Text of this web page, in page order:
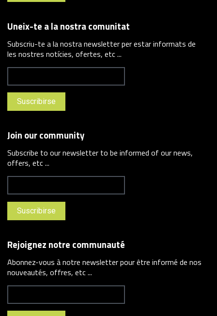
Uneix-te a la nostra comunitat
Subscriu-te a la nostra newsletter per estar informats de
les nostres notícies, ofertes, etc ...
Join our community
Subscribe to our newsletter to be informed of our news,
offers, etc ...
Rejoignez notre communauté
Abonnez-vous à notre newsletter pour être informé de nos
nouveautés, offres, etc ...